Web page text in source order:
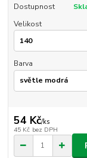
Dostupnost
Velikost
Barva
54 Kč/ks
45 Kč bez DPH